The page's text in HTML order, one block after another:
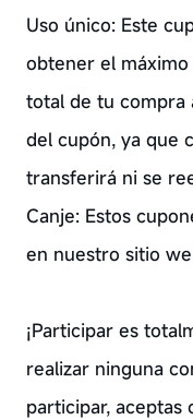
Uso único: Este
obtener el
total de tu compra
del cupón, ya que
transferirá ni se
Canje: Estos
en nuestro sitio
¡Participar es
realizar ninguna
participar,